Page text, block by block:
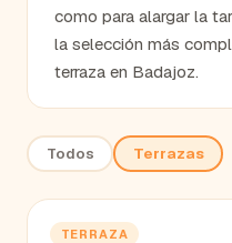
como para alargar la
la selección más
terraza en Badajoz.
Todos Terrazas
TERRAZA